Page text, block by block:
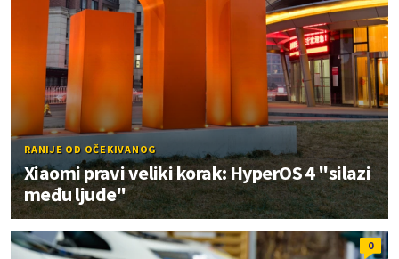
RANIJE OD OČEKIVANOG
Xiaomi pravi veliki korak: HyperOS 4 "silazi
među ljude"
0